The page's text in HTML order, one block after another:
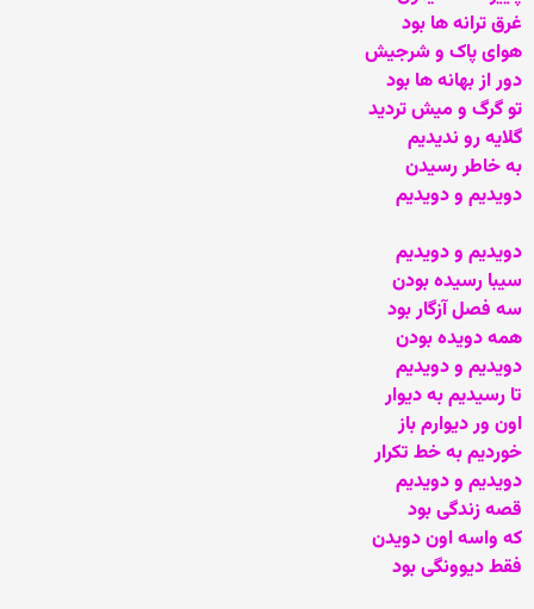
غرق ترانه ها بود ‏
هوای پاک و شرجیش
دور از بهانه ها بود
تو گرگ و میش تردید
گلایه رو ندیدیم
به خاطر رسیدن
دویدیم و دویدیم
دویدیم و دویدیم
سیبا رسیده بودن
سه فصل آزگار بود
همه دویده بودن
دویدیم و دویدیم
تا رسیدیم به دیوار
اون ور دیوارم باز
خوردیم به خط تکرار
دویدیم و دویدیم
قصه زندگی بود‏
که واسه اون دویدن
فقط دیوونگی بود